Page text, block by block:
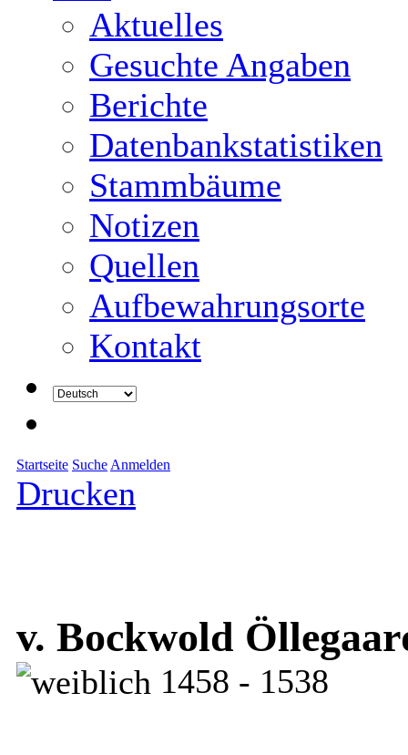
Aktuelles
Gesuchte Angaben
Berichte
Datenbankstatistiken
Stammbäume
Notizen
Quellen
Aufbewahrungsorte
Kontakt
Startseite Suche Anmelden
Drucken
v. Bockwold
1458 - 1538